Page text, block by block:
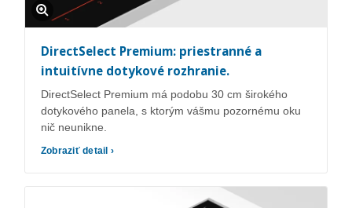
DirectSelect Premium: priestranné a
intuitívne dotykové rozhranie.
DirectSelect Premium má podobu 30 cm širokého
dotykového panela, s ktorým vášmu pozornému oku
nič neunikne.
Zobraziť detail ›